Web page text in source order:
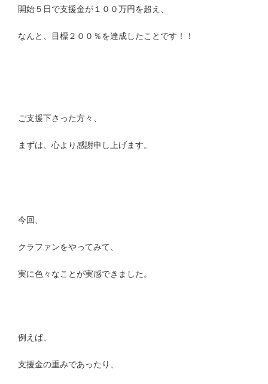
開始５日で支援金が１００万円を超え、
なんと、目標２００％を達成したことです！！
ご支援下さった方々、
まずは、心より感謝申し上げます。
今回、
クラファンをやってみて、
実に色々なことが実感できました。
例えば、
支援金の重みであったり、